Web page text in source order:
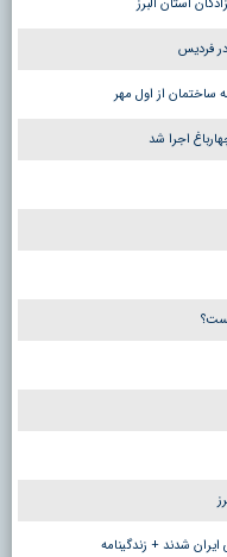
فردیس
ساختمان از اول مهر
اجرا شد
شدند + زندگینامه